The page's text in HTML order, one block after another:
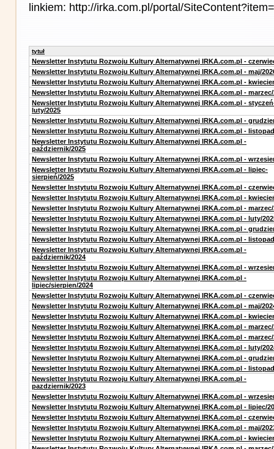
linkiem: http://irka.com.pl/portal/
tytuł
Newsletter Instytutu Rozwoju Kultury Alternatywnej IRKA.com.pl -
Newsletter Instytutu Rozwoju Kultury Alternatywnej IRKA.com.pl - maj/
Newsletter Instytutu Rozwoju Kultury Alternatywnej IRKA.com.pl -
Newsletter Instytutu Rozwoju Kultury Alternatywnej IRKA.com.pl - marzec/
Newsletter Instytutu Rozwoju Kultury Alternatywnej IRKA.com.pl -
luty/2025
Newsletter Instytutu Rozwoju Kultury Alternatywnej IRKA.com.pl -
Newsletter Instytutu Rozwoju Kultury Alternatywnej IRKA.com.pl -
Newsletter Instytutu Rozwoju Kultury Alternatywnej IRKA.com.pl -
październik/2025
Newsletter Instytutu Rozwoju Kultury Alternatywnej IRKA.com.pl -
Newsletter Instytutu Rozwoju Kultury Alternatywnej IRKA.com.pl - lipiec-
sierpień/2025
Newsletter Instytutu Rozwoju Kultury Alternatywnej IRKA.com.pl -
Newsletter Instytutu Rozwoju Kultury Alternatywnej IRKA.com.pl -
Newsletter Instytutu Rozwoju Kultury Alternatywnej IRKA.com.pl - marzec/
Newsletter Instytutu Rozwoju Kultury Alternatywnej IRKA.com.pl - luty/
Newsletter Instytutu Rozwoju Kultury Alternatywnej IRKA.com.pl -
Newsletter Instytutu Rozwoju Kultury Alternatywnej IRKA.com.pl -
Newsletter Instytutu Rozwoju Kultury Alternatywnej IRKA.com.pl -
październik/2024
Newsletter Instytutu Rozwoju Kultury Alternatywnej IRKA.com.pl -
Newsletter Instytutu Rozwoju Kultury Alternatywnej IRKA.com.pl -
lipiec/sierpien/2024
Newsletter Instytutu Rozwoju Kultury Alternatywnej IRKA.com.pl -
Newsletter Instytutu Rozwoju Kultury Alternatywnej IRKA.com.pl - maj/
Newsletter Instytutu Rozwoju Kultury Alternatywnej IRKA.com.pl -
Newsletter Instytutu Rozwoju Kultury Alternatywnej IRKA.com.pl - marzec/
Newsletter Instytutu Rozwoju Kultury Alternatywnej IRKA.com.pl - marzec/
Newsletter Instytutu Rozwoju Kultury Alternatywnej IRKA.com.pl - luty/
Newsletter Instytutu Rozwoju Kultury Alternatywnej IRKA.com.pl -
Newsletter Instytutu Rozwoju Kultury Alternatywnej IRKA.com.pl -
Newsletter Instytutu Rozwoju Kultury Alternatywnej IRKA.com.pl -
pazdziernik/2023
Newsletter Instytutu Rozwoju Kultury Alternatywnej IRKA.com.pl -
Newsletter Instytutu Rozwoju Kultury Alternatywnej IRKA.com.pl - lipiec/
Newsletter Instytutu Rozwoju Kultury Alternatywnej IRKA.com.pl -
Newsletter Instytutu Rozwoju Kultury Alternatywnej IRKA.com.pl - maj/
Newsletter Instytutu Rozwoju Kultury Alternatywnej IRKA.com.pl -